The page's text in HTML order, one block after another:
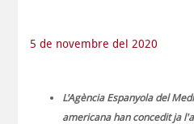
5 de novembre del 2020
L'Agència Espanyola del
americana han concedit ja